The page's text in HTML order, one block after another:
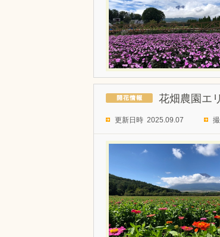
花畑農園エ
更新日時 2025.09.07